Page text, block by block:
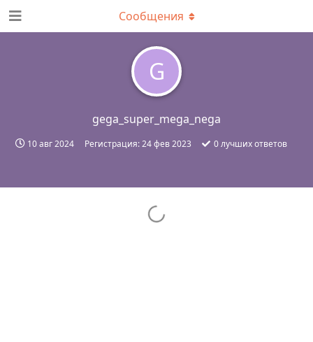
G
gega_super_mega_nega
10 авг 2024 Регистрация:24 фев 2023 0лучших ответов
Сообщения